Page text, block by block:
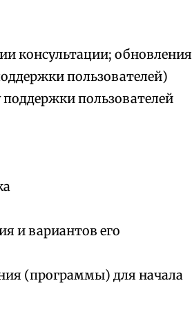
консультации; обновления
пользователей)
поддержки пользователей
и вариантов его
(программы) для начала